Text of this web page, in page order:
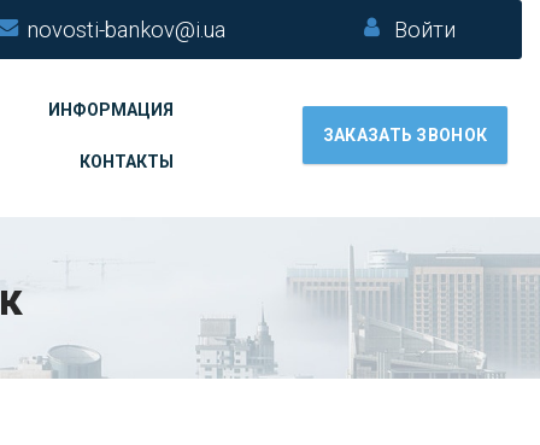
novosti-bankov@i.ua Войти
ИНФОРМАЦИЯ
КОНТАКТЫ
ЗАКАЗАТЬ ЗВОНОК